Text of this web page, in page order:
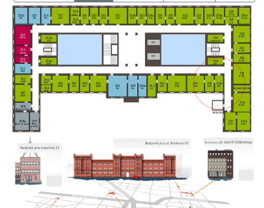
WC
WC
300
PA
300a
PA
301
PA
302
AAB
303
AA
304
AA
305
AAB
306
AAP
306
AAB
307
Biuro
prawne
308
Biuro prawne
308a
Biuro prawne
309
AAP
310
AAB
311
PDZ
312
SMG 312a
ASP
313
SMG
313a
AN
314
SMG
315
PD
315a
PD
316
PD
317
ASP
318
ASK
318
ASK
319
AS
320
ASK
321
ASK
322
AN
323
AN
323a
AN
324
AN
324a
AN
325
ANR
326
ANR
327
AN
328
AG
328a
AGA 329
AG
329
AGA 329a
AGA
330
AGK
331
AGK
332
Kopiarnia
333
AN
334
AGA
335
AGK
336
AGK
337
AGI
337a
AGI
339
ASE
340
ASE
341
ASE
342
ASK
343
AS Serwerownia
338
AS